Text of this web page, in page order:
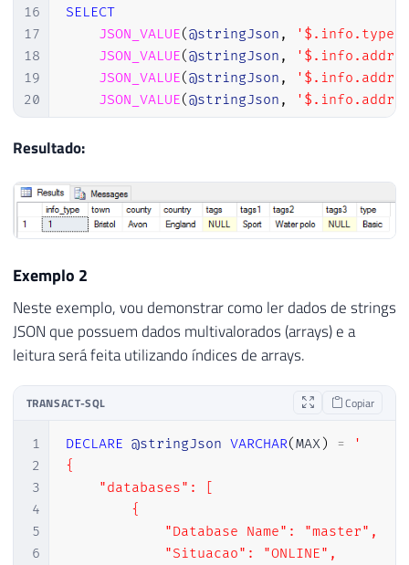
16
17
18
19
20
21
22
24
26
28
30
SELECT
JSON_VALUE(@stringJson , '$.info.type'
JSON_VALUE(@stringJson ,
JSON_VALUE(@stringJson ,
JSON_VALUE(@stringJson ,
-- retornando os dados do array
JSON_VALUE(@stringJson,
JSON_VALUE(@stringJson, '$.type') AS
Resultado:
Exemplo 2
Neste exemplo, vou demonstrar como ler dados de strings
JSON que possuem dados multivalorados (arrays) e a
leitura será feita utilizando índices de arrays.
TRANSACT-SQL Copiar
1
2
3
4
5
6
DECLARE @stringJson VARCHAR(MAX) =
'
{
    "databases": [
        {
            "Database Name": "master",
            "Situacao": "ONLINE",